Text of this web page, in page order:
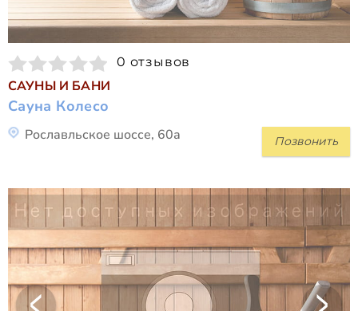
0 отзывов
САУНЫ И БАНИ
Сауна Колесо
Позвонить
Рославльское шоссе, 60а